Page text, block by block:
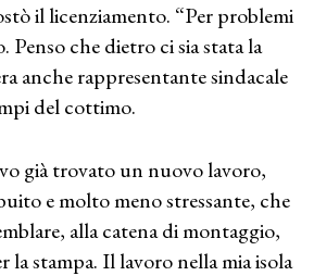
il licenziamento. “Per problemi
Penso che dietro ci sia stata la
anche rappresentante sindacale
del cottimo.
già trovato un nuovo lavoro,
e molto meno stressante, che
alla catena di montaggio,
la stampa. Il lavoro nella mia isola